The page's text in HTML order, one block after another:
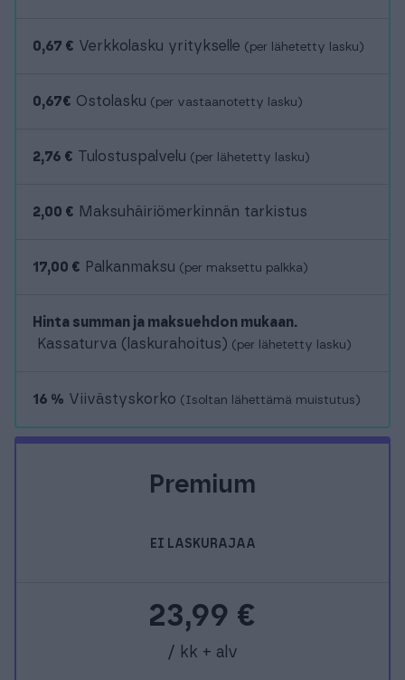
0,67 € Verkkolasku yritykselle (per lähetetty lasku)
0,67€ Ostolasku (per vastaanotetty lasku)
2,76 € Tulostuspalvelu (per lähetetty lasku)
2,00 € Maksuhäiriömerkinnän tarkistus
17,00 € Palkanmaksu (per maksettu palkka)
Hinta summan ja maksuehdon mukaan.
Kassaturva (laskurahoitus) (per lähetetty lasku)
16 % Viivästyskorko (Isoltan lähettämä muistutus)
Premium
EI LASKURAJAA
23,99 €
/ kk + alv